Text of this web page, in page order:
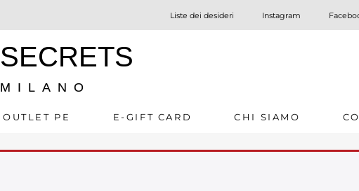
Liste dei desideri Instagram
SECRETS
MILANO
OUTLET PE E-GIFT CARD CHI SIAMO